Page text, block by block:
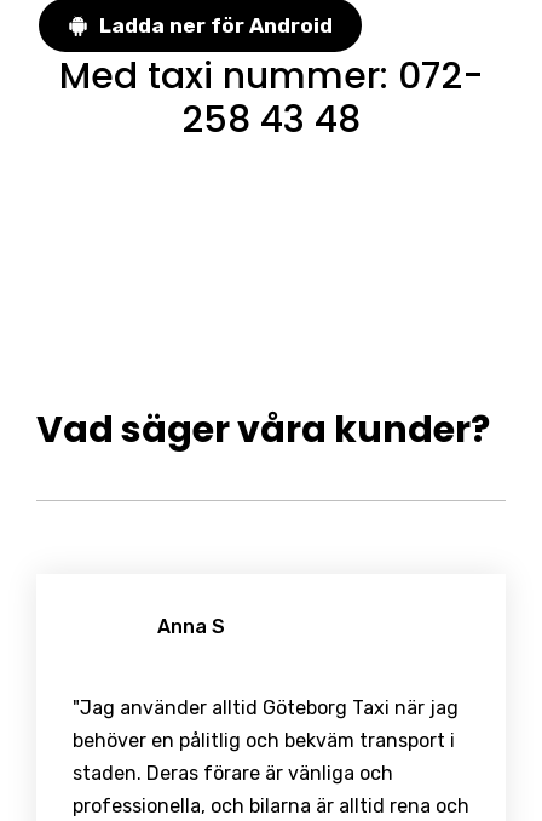
Ladda ner för Android
Med taxi nummer: 072-
258 43 48
Vad säger våra kunder?
Anna S
"Jag använder alltid Göteborg Taxi när jag
behöver en pålitlig och bekväm transport i
staden. Deras förare är vänliga och
professionella, och bilarna är alltid rena och